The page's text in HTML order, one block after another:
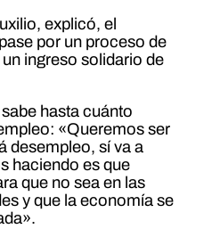
explicó, el
por un proceso de
ingreso solidario de
hasta cuánto
«Queremos ser
desempleo, sí va a
haciendo es que
que no sea en las
y que la economía se